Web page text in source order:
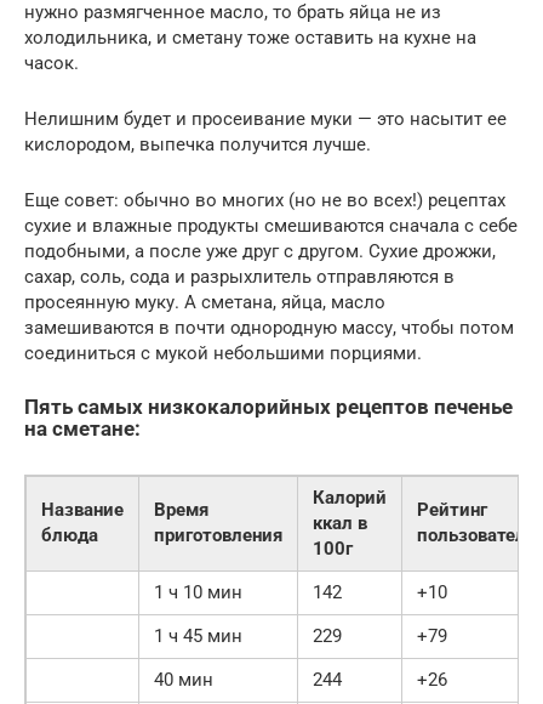
нужно размягченное масло, то брать яйца не из
холодильника, и сметану тоже оставить на кухне на
часок.
Нелишним будет и просеивание муки — это насытит ее
кислородом, выпечка получится лучше.
Еще совет: обычно во многих (но не во всех!) рецептах
сухие и влажные продукты смешиваются сначала с себе
подобными, а после уже друг с другом. Сухие дрожжи,
сахар, соль, сода и разрыхлитель отправляются в
просеянную муку. А сметана, яйца, масло
замешиваются в почти однородную массу, чтобы потом
соединиться с мукой небольшими порциями.
Пять самых низкокалорийных рецептов печенье
на сметане:
Название
блюда
Время
приготовления
Калорий
ккал в
100г
Рейтинг
1 ч 10 мин 142
+10
1 ч 45 мин
229
+79
40 мин
244 +26